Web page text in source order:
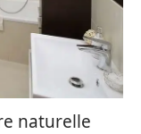
naturelle